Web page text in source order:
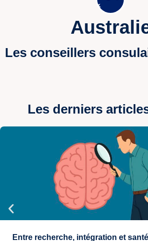
Les conseillers
Les derniers
Entre recherche, intégration et